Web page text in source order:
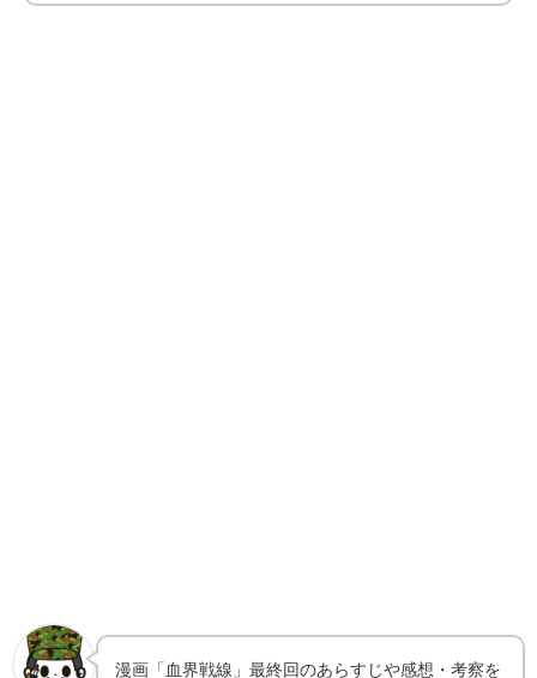
漫画「 血界戦線 」最終回のあらすじや感想・考察を